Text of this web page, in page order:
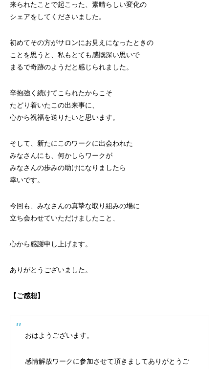
来られたことで起こった、素晴らしい変化の
シェアをしてくださいました。
初めてその方がサロンにお見えになったときの
ことを思うと、私もとても感慨深い思いで
まるで奇跡のようだと感じられました。
辛抱強く続けてこられたからこそ
たどり着いたこの出来事に、
心から祝福を送りたいと思います。
そして、新たにこのワークに出会われた
みなさんにも、何かしらワークが
みなさんの歩みの助けになりましたら
幸いです。
今回も、みなさんの真摯な取り組みの場に
立ち会わせていただけましたこと、
心から感謝申し上げます。
ありがとうございました。
【ご感想】
おはようございます。
感情解放ワークに参加させて頂きましてありがとうご